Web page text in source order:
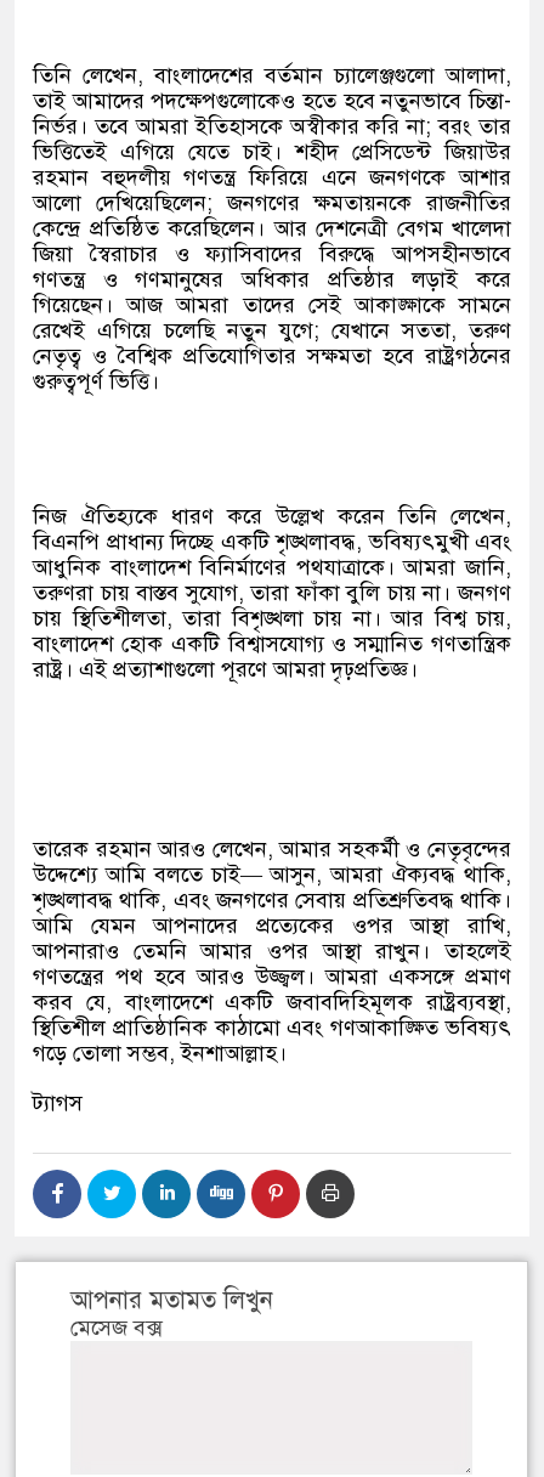
তিনি লেখেন, বাংলাদেশের বর্তমান চ্যালেঞ্জগুলো আলাদা,
তাই আমাদের পদক্ষেপগুলোকেও হতে হবে নতুনভাবে চিন্তা-
নির্ভর। তবে আমরা ইতিহাসকে অস্বীকার করি না; বরং তার
ভিত্তিতেই এগিয়ে যেতে চাই। শহীদ প্রেসিডেন্ট জিয়াউর
রহমান বহুদলীয় গণতন্ত্র ফিরিয়ে এনে জনগণকে আশার
আলো দেখিয়েছিলেন; জনগণের ক্ষমতায়নকে রাজনীতির
কেন্দ্রে প্রতিষ্ঠিত করেছিলেন। আর দেশনেত্রী বেগম খালেদা
জিয়া স্বৈরাচার ও ফ্যাসিবাদের বিরুদ্ধে আপসহীনভাবে
গণতন্ত্র ও গণমানুষের অধিকার প্রতিষ্ঠার লড়াই করে
গিয়েছেন। আজ আমরা তাদের সেই আকাঙ্ক্ষাকে সামনে
রেখেই এগিয়ে চলেছি নতুন যুগে; যেখানে সততা, তরুণ
নেতৃত্ব ও বৈশ্বিক প্রতিযোগিতার সক্ষমতা হবে রাষ্ট্রগঠনের
গুরুত্বপূর্ণ ভিত্তি।
নিজ ঐতিহ্যকে ধারণ করে উল্লেখ করেন তিনি লেখেন,
বিএনপি প্রাধান্য দিচ্ছে একটি শৃঙ্খলাবদ্ধ, ভবিষ্যৎমুখী এবং
আধুনিক বাংলাদেশ বিনির্মাণের পথযাত্রাকে। আমরা জানি,
তরুণরা চায় বাস্তব সুযোগ, তারা ফাঁকা বুলি চায় না। জনগণ
চায় স্থিতিশীলতা, তারা বিশৃঙ্খলা চায় না। আর বিশ্ব চায়,
বাংলাদেশ হোক একটি বিশ্বাসযোগ্য ও সম্মানিত গণতান্ত্রিক
রাষ্ট্র। এই প্রত্যাশাগুলো পূরণে আমরা দৃঢ়প্রতিজ্ঞ।
তারেক রহমান আরও লেখেন, আমার সহকর্মী ও নেতৃবৃন্দের
উদ্দেশ্যে আমি বলতে চাই— আসুন, আমরা ঐক্যবদ্ধ থাকি,
শৃঙ্খলাবদ্ধ থাকি, এবং জনগণের সেবায় প্রতিশ্রুতিবদ্ধ থাকি।
আমি যেমন আপনাদের প্রত্যেকের ওপর আস্থা রাখি,
আপনারাও তেমনি আমার ওপর আস্থা রাখুন। তাহলেই
গণতন্ত্রের পথ হবে আরও উজ্জ্বল। আমরা একসঙ্গে প্রমাণ
করব যে, বাংলাদেশে একটি জবাবদিহিমূলক রাষ্ট্রব্যবস্থা,
স্থিতিশীল প্রাতিষ্ঠানিক কাঠামো এবং গণআকাঙ্ক্ষিত ভবিষ্যৎ
গড়ে তোলা সম্ভব, ইনশাআল্লাহ।
ট্যাগস
আপনার মতামত লিখুন
মেসেজ বক্স